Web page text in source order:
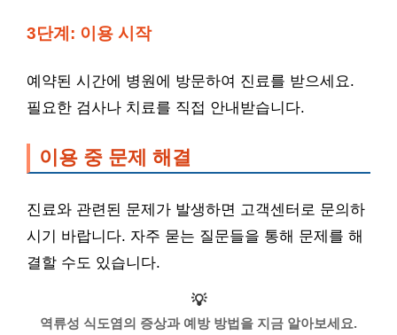
3단계: 이용 시작
예약된 시간에 병원에 방문하여 진료를 받으세요.
필요한 검사나 치료를 직접 안내받습니다.
이용 중 문제 해결
진료와 관련된 문제가 발생하면 고객센터로 문의하
시기 바랍니다. 자주 묻는 질문들을 통해 문제를 해
결할 수도 있습니다.
💡
역류성 식도염의 증상과 예방 방법을 지금 알아보세요.